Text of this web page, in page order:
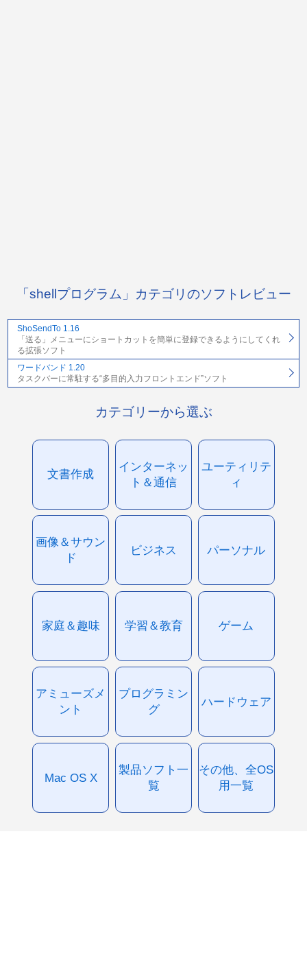
「shellプログラム」カテゴリのソフトレビュー
ShoSendTo 1.16
「送る」メニューにショートカットを簡単に登録できるようにしてくれ
る拡張ソフト
ワードバンド 1.20
タスクバーに常駐する“多目的入力フロントエンド”ソフト
カテゴリーから選ぶ
文書作成
インターネッ
ト＆通信
ユーティリテ
ィ
画像＆サウン
ド
ビジネス パーソナル
家庭＆趣味 学習＆教育 ゲーム
アミューズメ
ント
プログラミン
グ
ハードウェア
Mac OS X
製品ソフト一
覧
その他、全OS
用一覧